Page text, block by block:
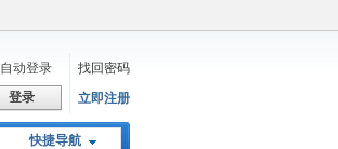
自动登录
找回密码
登录 立即注册
快捷导航